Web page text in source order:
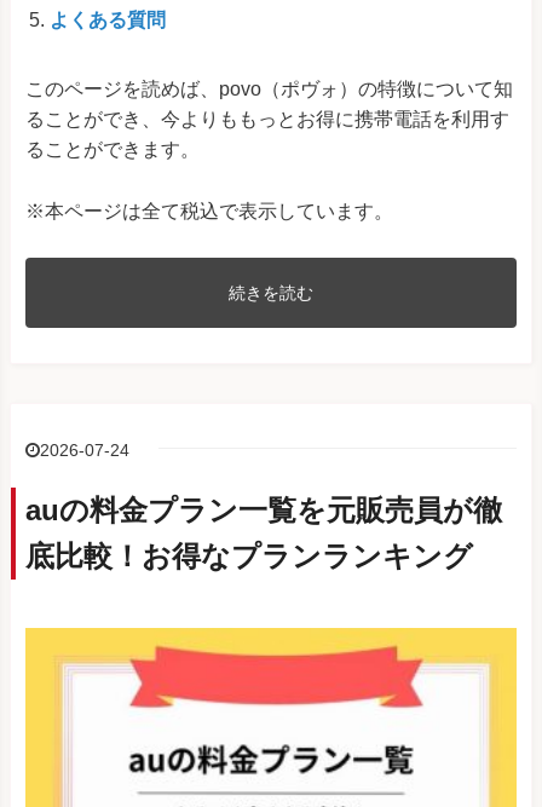
よくある質問
このページを読めば、povo（ポヴォ）の特徴について知
ることができ、今よりももっとお得に携帯電話を利用す
ることができます。
※本ページは全て税込で表示しています。
続きを読む
2026-07-24
auの料金プラン一覧を元販売員が徹
底比較！お得なプランランキング